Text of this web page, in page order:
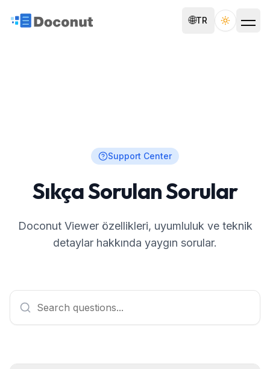
🌐TR Toggle
Support Center
Sıkça Sorulan Sorular
Doconut Viewer özellikleri, uyumluluk ve teknik
detaylar hakkında yaygın sorular.